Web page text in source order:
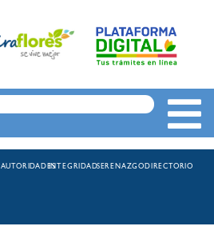
AUTORIDADESINTEGRIDADSERENAZGODIRECTORIO